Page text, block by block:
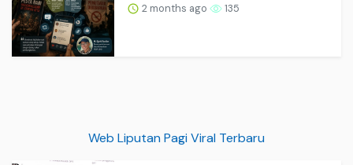
2 months ago 135
Web Liputan Pagi Viral Terbaru